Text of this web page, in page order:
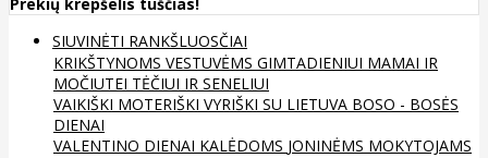
SIUVINĖTI RANKŠLUOSČIAI
KRIKŠTYNOMS VESTUVĖMS GIMTADIENIUI MAMAI IR
MOČIUTEI TĖČIUI IR SENELIUI
VAIKIŠKI MOTERIŠKI VYRIŠKI SU LIETUVA BOSO - BOSĖS
DIENAI
VALENTINO DIENAI KALĖDOMS JONINĖMS MOKYTOJAMS